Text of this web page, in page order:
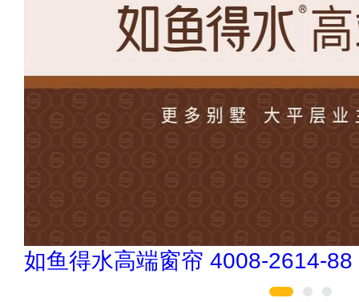
巧夺天工 400-189-0909